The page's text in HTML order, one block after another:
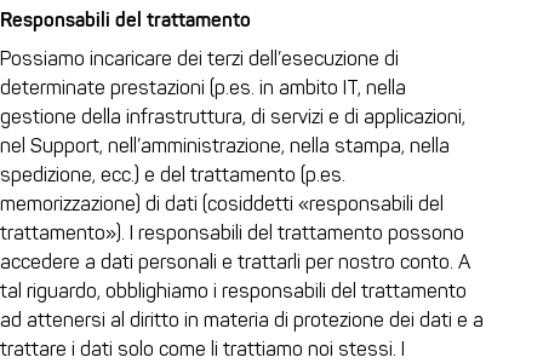
Responsabili del trattamento
Possiamo incaricare dei terzi dell’esecuzione di
determinate prestazioni (p.es. in ambito IT, nella
gestione della infrastruttura, di servizi e di applicazioni,
nel Support, nell’amministrazione, nella stampa, nella
spedizione, ecc.) e del trattamento (p.es.
memorizzazione) di dati (cosiddetti «responsabili del
trattamento»). I responsabili del trattamento possono
accedere a dati personali e trattarli per nostro conto. A
tal riguardo, obblighiamo i responsabili del trattamento
ad attenersi al diritto in materia di protezione dei dati e a
trattare i dati solo come li trattiamo noi stessi. I